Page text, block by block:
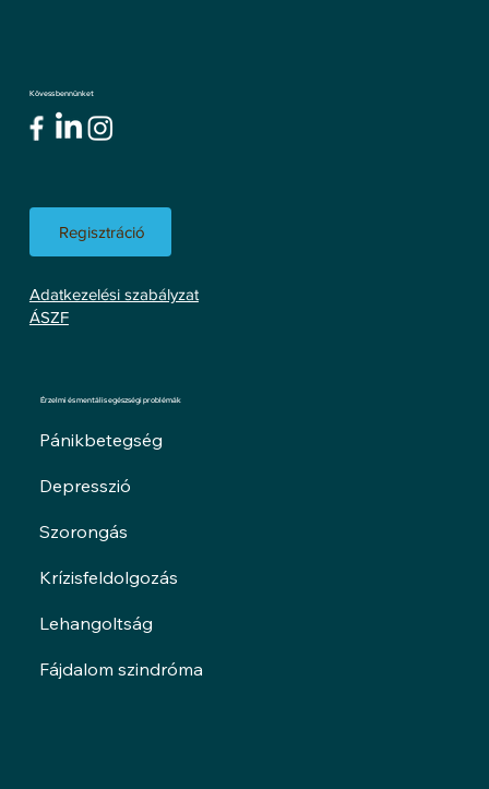
Kövess bennünket
Regisztráció
Adatkezelési szabályzat
ÁSZF
Érzelmi és mentális egészségi problémák
Pánikbetegség
Depresszió
Szorongás
Krízisfeldolgozás
Lehangoltság
Fájdalom szindróma